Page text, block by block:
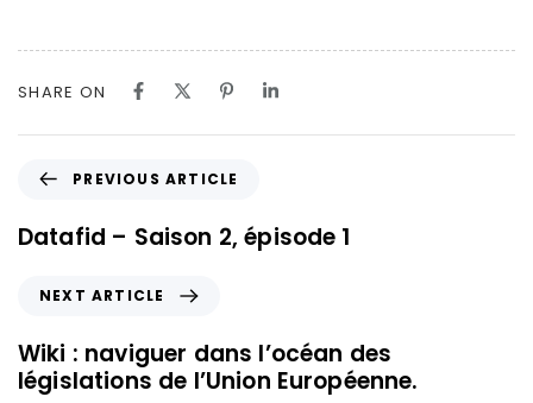
SHARE ON
PREVIOUS ARTICLE
Datafid – Saison 2, épisode 1
NEXT ARTICLE
Wiki : naviguer dans l’océan des
législations de l’Union Européenne.